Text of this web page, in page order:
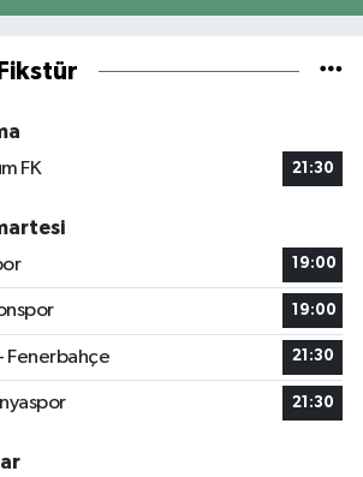
FK
21:30
19:00
19:00
Fenerbahçe 21:30
21:30